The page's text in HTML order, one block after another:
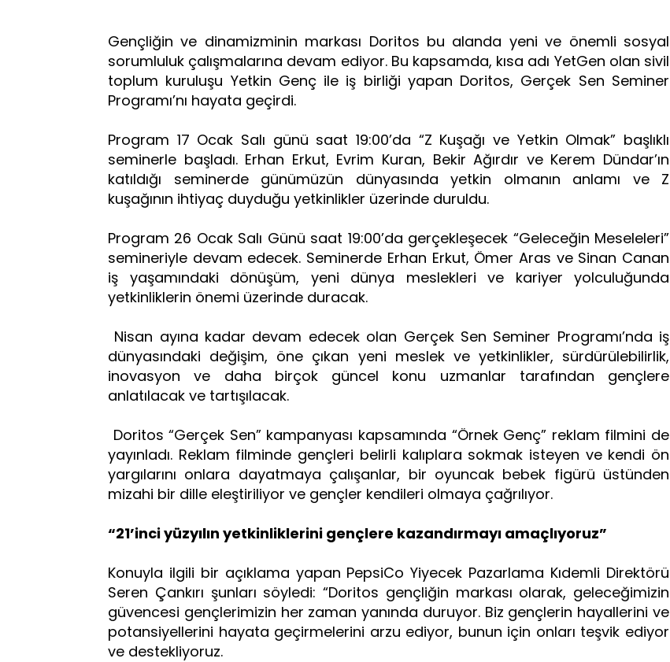
Gençliğin ve dinamizminin markası Doritos bu alanda yeni ve önemli sosyal
sorumluluk çalışmalarına devam ediyor. Bu kapsamda, kısa adı YetGen olan sivil
toplum kuruluşu Yetkin Genç ile iş birliği yapan Doritos, Gerçek Sen Seminer
Programı’nı hayata geçirdi.
Program 17 Ocak Salı günü saat 19:00’da “Z Kuşağı ve Yetkin Olmak” başlıklı
seminerle başladı. Erhan Erkut, Evrim Kuran, Bekir Ağırdır ve Kerem Dündar’ın
katıldığı seminerde günümüzün dünyasında yetkin olmanın anlamı ve Z
kuşağının ihtiyaç duyduğu yetkinlikler üzerinde duruldu.
Program 26 Ocak Salı Günü saat 19:00’da gerçekleşecek “Geleceğin Meseleleri”
semineriyle devam edecek. Seminerde Erhan Erkut, Ömer Aras ve Sinan Canan
iş yaşamındaki dönüşüm, yeni dünya meslekleri ve kariyer yolculuğunda
yetkinliklerin önemi üzerinde duracak.
Nisan ayına kadar devam edecek olan Gerçek Sen Seminer Programı’nda iş
dünyasındaki değişim, öne çıkan yeni meslek ve yetkinlikler, sürdürülebilirlik,
inovasyon ve daha birçok güncel konu uzmanlar tarafından gençlere
anlatılacak ve tartışılacak.
Doritos “Gerçek Sen” kampanyası kapsamında “Örnek Genç” reklam filmini de
yayınladı. Reklam filminde gençleri belirli kalıplara sokmak isteyen ve kendi ön
yargılarını onlara dayatmaya çalışanlar, bir oyuncak bebek figürü üstünden
mizahi bir dille eleştiriliyor ve gençler kendileri olmaya çağrılıyor.
“21’inci yüzyılın yetkinliklerini gençlere kazandırmayı amaçlıyoruz”
Konuyla ilgili bir açıklama yapan PepsiCo Yiyecek Pazarlama Kıdemli Direktörü
Seren Çankırı şunları söyledi: “Doritos gençliğin markası olarak, geleceğimizin
güvencesi gençlerimizin her zaman yanında duruyor. Biz gençlerin hayallerini ve
potansiyellerini hayata geçirmelerini arzu ediyor, bunun için onları teşvik ediyor
ve destekliyoruz.